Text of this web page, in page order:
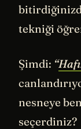
tekniği
Şimdi: “
nesneye
seçerdiniz?